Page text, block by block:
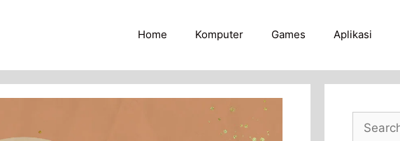
Home Komputer Games Aplikasi
Search